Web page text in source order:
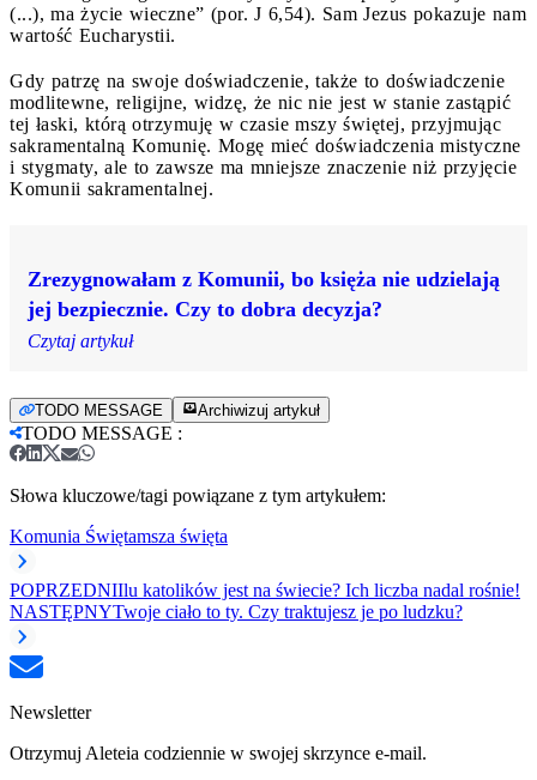
(...), ma życie wieczne” (por. J 6,54). Sam Jezus pokazuje nam
wartość Eucharystii.
Gdy patrzę na swoje doświadczenie, także to doświadczenie
modlitewne, religijne, widzę, że nic nie jest w stanie zastąpić
tej łaski, którą otrzymuję w czasie mszy świętej, przyjmując
sakramentalną Komunię. Mogę mieć doświadczenia mistyczne
i stygmaty, ale to zawsze ma mniejsze znaczenie niż przyjęcie
Komunii sakramentalnej.
Zrezygnowałam z Komunii, bo księża nie udzielają
jej bezpiecznie. Czy to dobra decyzja?
Czytaj artykuł
TODO MESSAGE Archiwizuj artykuł
TODO MESSAGE :
Słowa kluczowe/tagi powiązane z tym artykułem:
Komunia Świętamsza święta
POPRZEDNIIlu katolików jest na świecie? Ich liczba nadal rośnie!
NASTĘPNYTwoje ciało to ty. Czy traktujesz je po ludzku?
Newsletter
Otrzymuj Aleteia codziennie w swojej skrzynce e-mail.